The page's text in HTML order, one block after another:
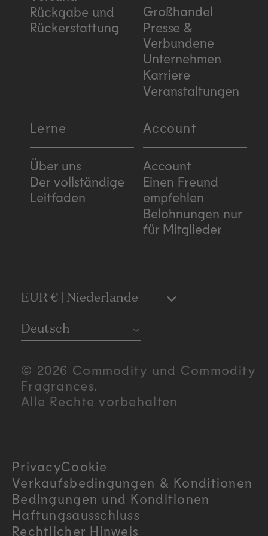
Rückgabe und
Rückerstattung
Großhandel
Presse &
Verbundene
Unternehmen
Karriere
Veranstaltungen
Lerne
Über uns
Der vollständige
Leitfaden
Account
Account
Einen Freund
empfehlen
Belohnungen nur
für Mitglieder
C
o
u
n
y
/
EUR € | Niederlande
Deutsch
© 2026 Commodity und Commodity
Fragrances.
Alle Rechte vorbehalten
PrivacyCookie
Verkaufsbedingungen & Konditionen
Bedingungen und Konditionen
Haftungsausschluss
Rechtlicher Hinweis